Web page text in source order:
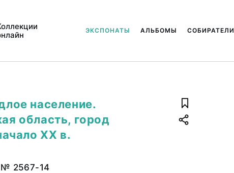
ЭКСПОНАТЫ АЛЬБОМЫ СОБИРАТЕЛИ
население.
область, город
ХХ в.
2567-14